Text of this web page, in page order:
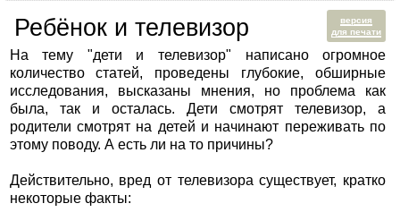
версия
для печати
Ребёнок и телевизор
На тему "дети и телевизор" написано огромное
количество статей, проведены глубокие, обширные
исследования, высказаны мнения, но проблема как
была, так и осталась. Дети смотрят телевизор, а
родители смотрят на детей и начинают переживать по
этому поводу. А есть ли на то причины?
Действительно, вред от телевизора существует, кратко
некоторые факты: